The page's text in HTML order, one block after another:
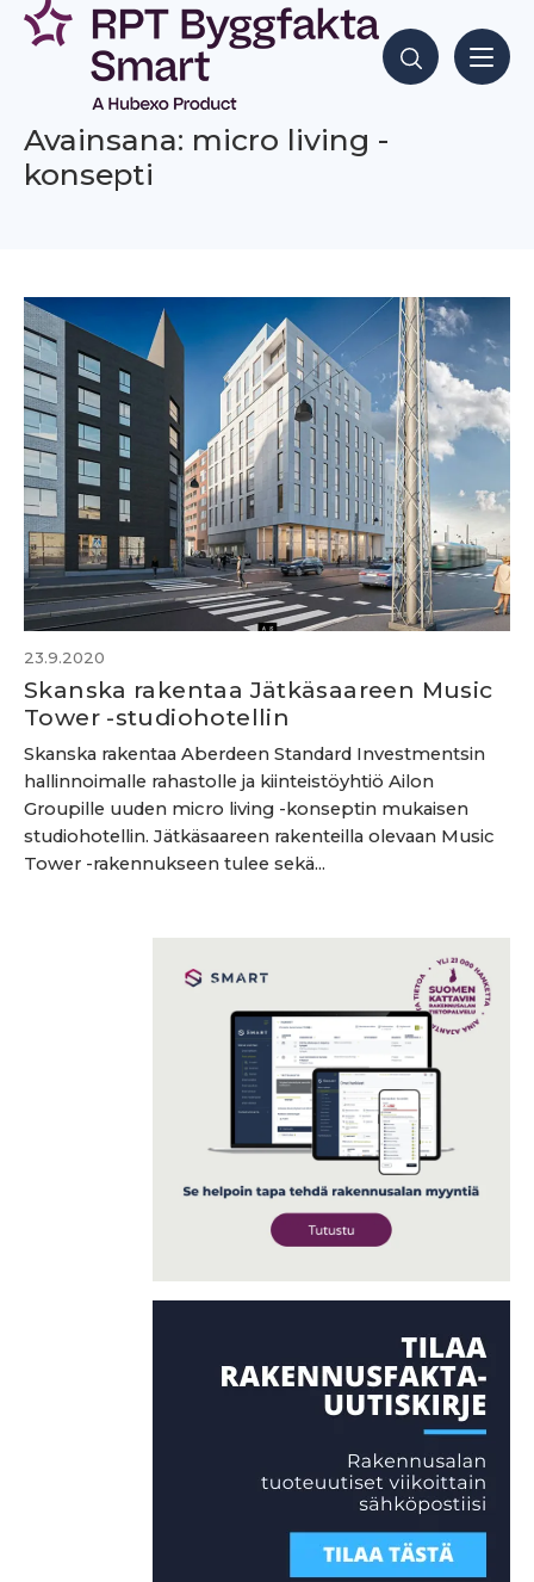
Siirry
sisältöön
Hae sisältöjä
Avainsana: micro living -
konsepti
23.9.2020
Skanska rakentaa Jätkäsaareen Music
Tower -studiohotellin
Skanska rakentaa Aberdeen Standard Investmentsin
hallinnoimalle rahastolle ja kiinteistöyhtiö Ailon
Groupille uuden micro living -konseptin mukaisen
studiohotellin. Jätkäsaareen rakenteilla olevaan Music
Tower -rakennukseen tulee sekä...